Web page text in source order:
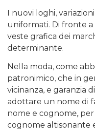
I nuovi loghi,
uniformati. Di fronte
veste grafica dei
determinante.
Nella moda, come
patronimico, che in
vicinanza, e garanzia
adottare un nome di
nome e cognome,
cognome altisonante